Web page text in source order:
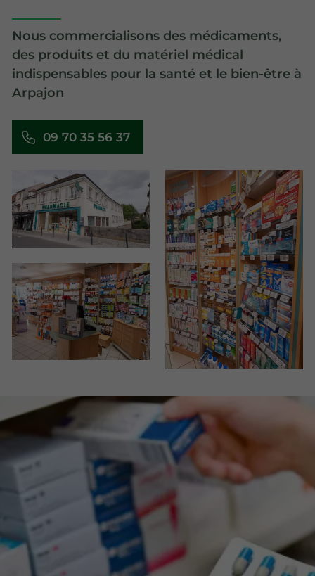
Nous commercialisons des médicaments,
des produits et du matériel médical
indispensables pour la santé et le bien-être à
Arpajon
09 70 35 56 37